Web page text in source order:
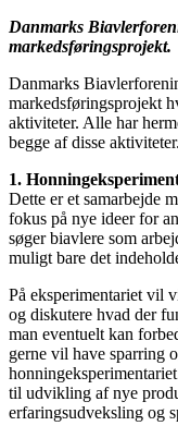
Danmarks
markedsføringsprojekt.
Danmarks
markedsføringsprojekt
aktiviteter. Alle har
begge af disse aktiviteter.
1.
Dette er et samarbejde
fokus på nye ideer for
søger biavlere som
muligt bare det
På eksperimentariet vil
og diskutere hvad der
man eventuelt kan
gerne vil have sparring
til udvikling af nye
erfaringsudveksling og